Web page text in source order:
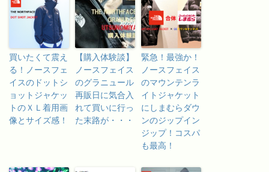
買いたくて震え
る！ノースフェ
イスのドットシ
ョットジャケッ
トのＸＬ着用画
像とサイズ感！
【購入体験談】
ノースフェイス
のグラニュール
再販日に気合入
れて買いに行っ
た末路が・・・
緊急！最強か！
ノースフェイス
のマウンテンラ
イトジャケット
にしまむらダウ
ンのジップイン
ジップ！コスパ
も最高！